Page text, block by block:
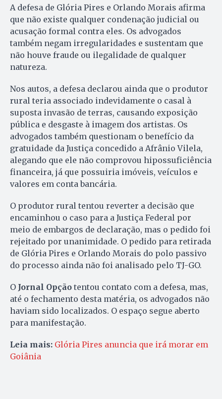
A defesa de Glória Pires e Orlando Morais afirma
que não existe qualquer condenação judicial ou
acusação formal contra eles. Os advogados
também negam irregularidades e sustentam que
não houve fraude ou ilegalidade de qualquer
natureza.
Nos autos, a defesa declarou ainda que o produtor
rural teria associado indevidamente o casal à
suposta invasão de terras, causando exposição
pública e desgaste à imagem dos artistas. Os
advogados também questionam o benefício da
gratuidade da Justiça concedido a Afrânio Vilela,
alegando que ele não comprovou hipossuficiência
financeira, já que possuiria imóveis, veículos e
valores em conta bancária.
O produtor rural tentou reverter a decisão que
encaminhou o caso para a Justiça Federal por
meio de embargos de declaração, mas o pedido foi
rejeitado por unanimidade. O pedido para retirada
de Glória Pires e Orlando Morais do polo passivo
do processo ainda não foi analisado pelo TJ-GO.
O Jornal Opção tentou contato com a defesa, mas,
até o fechamento desta matéria, os advogados não
haviam sido localizados. O espaço segue aberto
para manifestação.
Leia mais: Glória Pires anuncia que irá morar em
Goiânia